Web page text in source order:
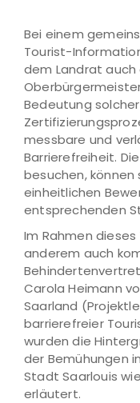
Bei einem
Tourist-
dem Landrat auch
Bedeutung solcher
messbare und
Barrierefreiheit.
besuchen,
einheitlichen
entsprechenden
Im Rahmen
anderem auch
Carola Heimann
Saarland
barrierefreier
wurden die
der Bemühungen
Stadt Saarlouis
erläutert.